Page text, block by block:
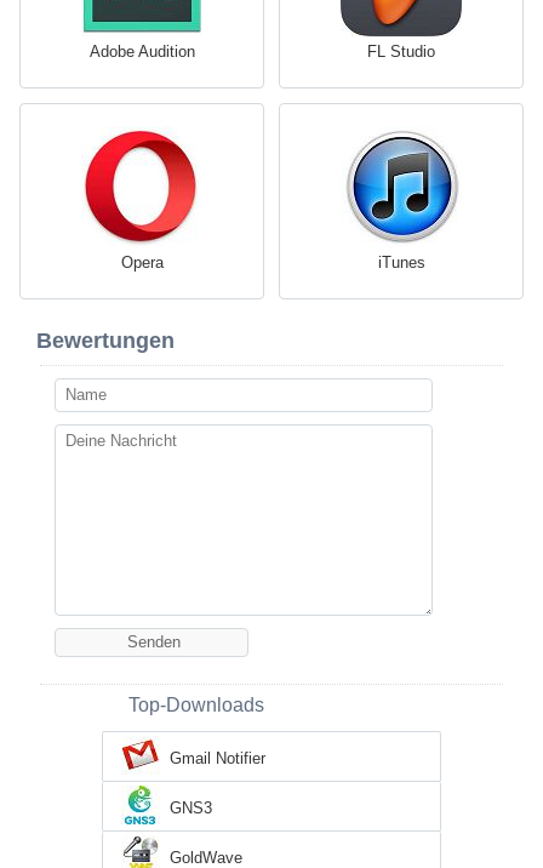
Adobe Audition FL Studio
Opera iTunes
Bewertungen
Top-Downloads
Gmail Notifier
GNS3
GoldWave